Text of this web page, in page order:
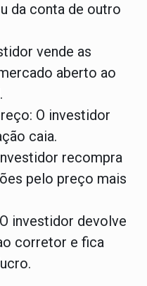
da conta de outro
vende as
aberto ao
O investidor
caia.
recompra
pelo preço mais
O investidor devolve
corretor e fica